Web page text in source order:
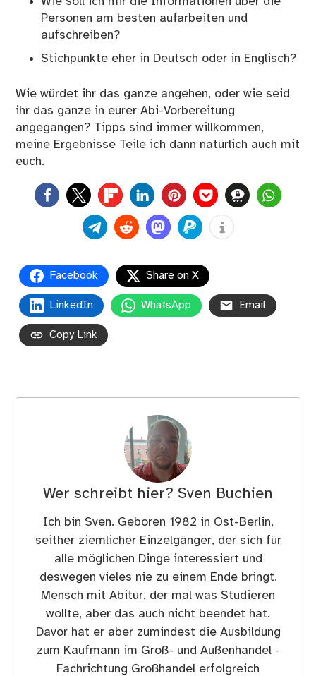
Personen am besten aufarbeiten und
aufschreiben?
Stichpunkte eher in Deutsch oder in Englisch?
Wie würdet ihr das ganze angehen, oder wie seid
ihr das ganze in eurer Abi-Vorbereitung
angegangen? Tipps sind immer willkommen,
meine Ergebnisse Teile ich dann natürlich auch mit
euch.
0
Facebook Share on X
LinkedIn WhatsApp Email
Copy Link
Wer schreibt hier? Sven Buchien
Ich bin Sven. Geboren 1982 in Ost-Berlin,
seither ziemlicher Einzelgänger, der sich für
alle möglichen Dinge interessiert und
deswegen vieles nie zu einem Ende bringt.
Mensch mit Abitur, der mal was Studieren
wollte, aber das auch nicht beendet hat.
Davor hat er aber zumindest die Ausbildung
zum Kaufmann im Groß- und Außenhandel -
Fachrichtung Großhandel erfolgreich